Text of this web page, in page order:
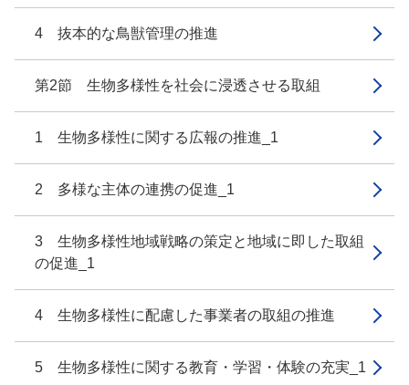
4 抜本的な鳥獣管理の推進
第2節 生物多様性を社会に浸透させる取組
1 生物多様性に関する広報の推進_1
2 多様な主体の連携の促進_1
3 生物多様性地域戦略の策定と地域に即した取組
の促進_1
4 生物多様性に配慮した事業者の取組の推進
5 生物多様性に関する教育・学習・体験の充実_1